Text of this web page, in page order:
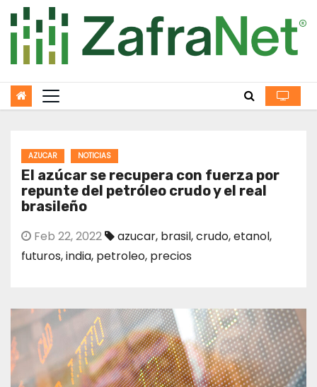
to
content
AZUCAR NOTICIAS
El azúcar se recupera con fuerza por
repunte del petróleo crudo y el real
brasileño
Feb 22, 2022 azucar, brasil,crudo,etanol,
futuros,india, petroleo, precios